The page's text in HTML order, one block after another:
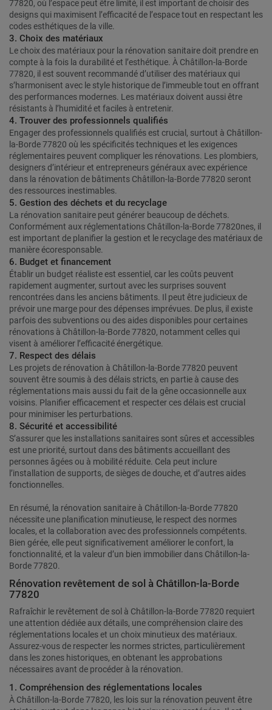
77820, où l’espace peut être limité, il est important de choisir des
designs qui maximisent l’efficacité de l’espace tout en respectant les
codes esthétiques de la ville.
3. Choix des matériaux
Le choix des matériaux pour la rénovation sanitaire doit prendre en
compte à la fois la durabilité et l’esthétique. À Châtillon-la-Borde
77820, il est souvent recommandé d’utiliser des matériaux qui
s’harmonisent avec le style historique de l’immeuble tout en offrant
des performances modernes. Les matériaux doivent aussi être
résistants à l’humidité et faciles à entretenir.
4. Trouver des professionnels qualifiés
Engager des professionnels qualifiés est crucial, surtout à Châtillon-
la-Borde 77820 où les spécificités techniques et les exigences
réglementaires peuvent compliquer les rénovations. Les plombiers,
designers d’intérieur et entrepreneurs généraux avec expérience
dans la rénovation de bâtiments Châtillon-la-Borde 77820 seront
des ressources inestimables.
5. Gestion des déchets et du recyclage
La rénovation sanitaire peut générer beaucoup de déchets.
Conformément aux réglementations Châtillon-la-Borde 77820nes, il
est important de planifier la gestion et le recyclage des matériaux de
manière écoresponsable.
6. Budget et financement
Établir un budget réaliste est essentiel, car les coûts peuvent
rapidement augmenter, surtout avec les surprises souvent
rencontrées dans les anciens bâtiments. Il peut être judicieux de
prévoir une marge pour des dépenses imprévues. De plus, il existe
parfois des subventions ou des aides disponibles pour certaines
rénovations à Châtillon-la-Borde 77820, notamment celles qui
visent à améliorer l’efficacité énergétique.
7. Respect des délais
Les projets de rénovation à Châtillon-la-Borde 77820 peuvent
souvent être soumis à des délais stricts, en partie à cause des
réglementations mais aussi du fait de la gêne occasionnelle aux
voisins. Planifier efficacement et respecter ces délais est crucial
pour minimiser les perturbations.
8. Sécurité et accessibilité
S’assurer que les installations sanitaires sont sûres et accessibles
est une priorité, surtout dans des bâtiments accueillant des
personnes âgées ou à mobilité réduite. Cela peut inclure
l’installation de supports, de sièges de douche, et d’autres aides
fonctionnelles.
En résumé, la rénovation sanitaire à Châtillon-la-Borde 77820
nécessite une planification minutieuse, le respect des normes
locales, et la collaboration avec des professionnels compétents.
Bien gérée, elle peut significativement améliorer le confort, la
fonctionnalité, et la valeur d’un bien immobilier dans Châtillon-la-
Borde 77820.
Rénovation revêtement de sol à Châtillon-la-Borde
77820
Rafraîchir le revêtement de sol à Châtillon-la-Borde 77820 requiert
une attention dédiée aux détails, une compréhension claire des
réglementations locales et un choix minutieux des matériaux.
Assurez-vous de respecter les normes strictes, particulièrement
dans les zones historiques, en obtenant les approbations
nécessaires avant de procéder à la rénovation.
1. Compréhension des réglementations locales
À Châtillon-la-Borde 77820, les lois sur la rénovation peuvent être